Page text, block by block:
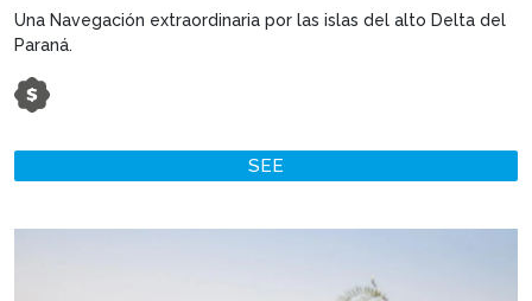
Una Navegación extraordinaria por las islas del alto Delta del
Paraná.
SEE